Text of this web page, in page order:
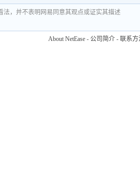
法，并不表明网易同意其观点或证实其描述
About NetEase - 公司简介 - 联系方